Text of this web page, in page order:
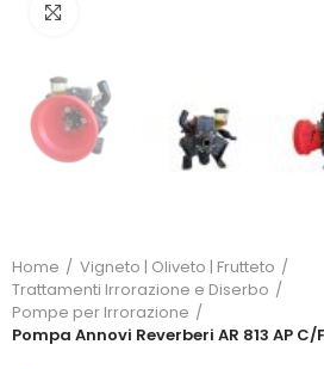
Home
Vigneto | Oliveto | Frutteto
Trattamenti Irrorazione e Diserbo
Pompe per Irrorazione
Pompa Annovi Reverberi AR 813 AP C/F